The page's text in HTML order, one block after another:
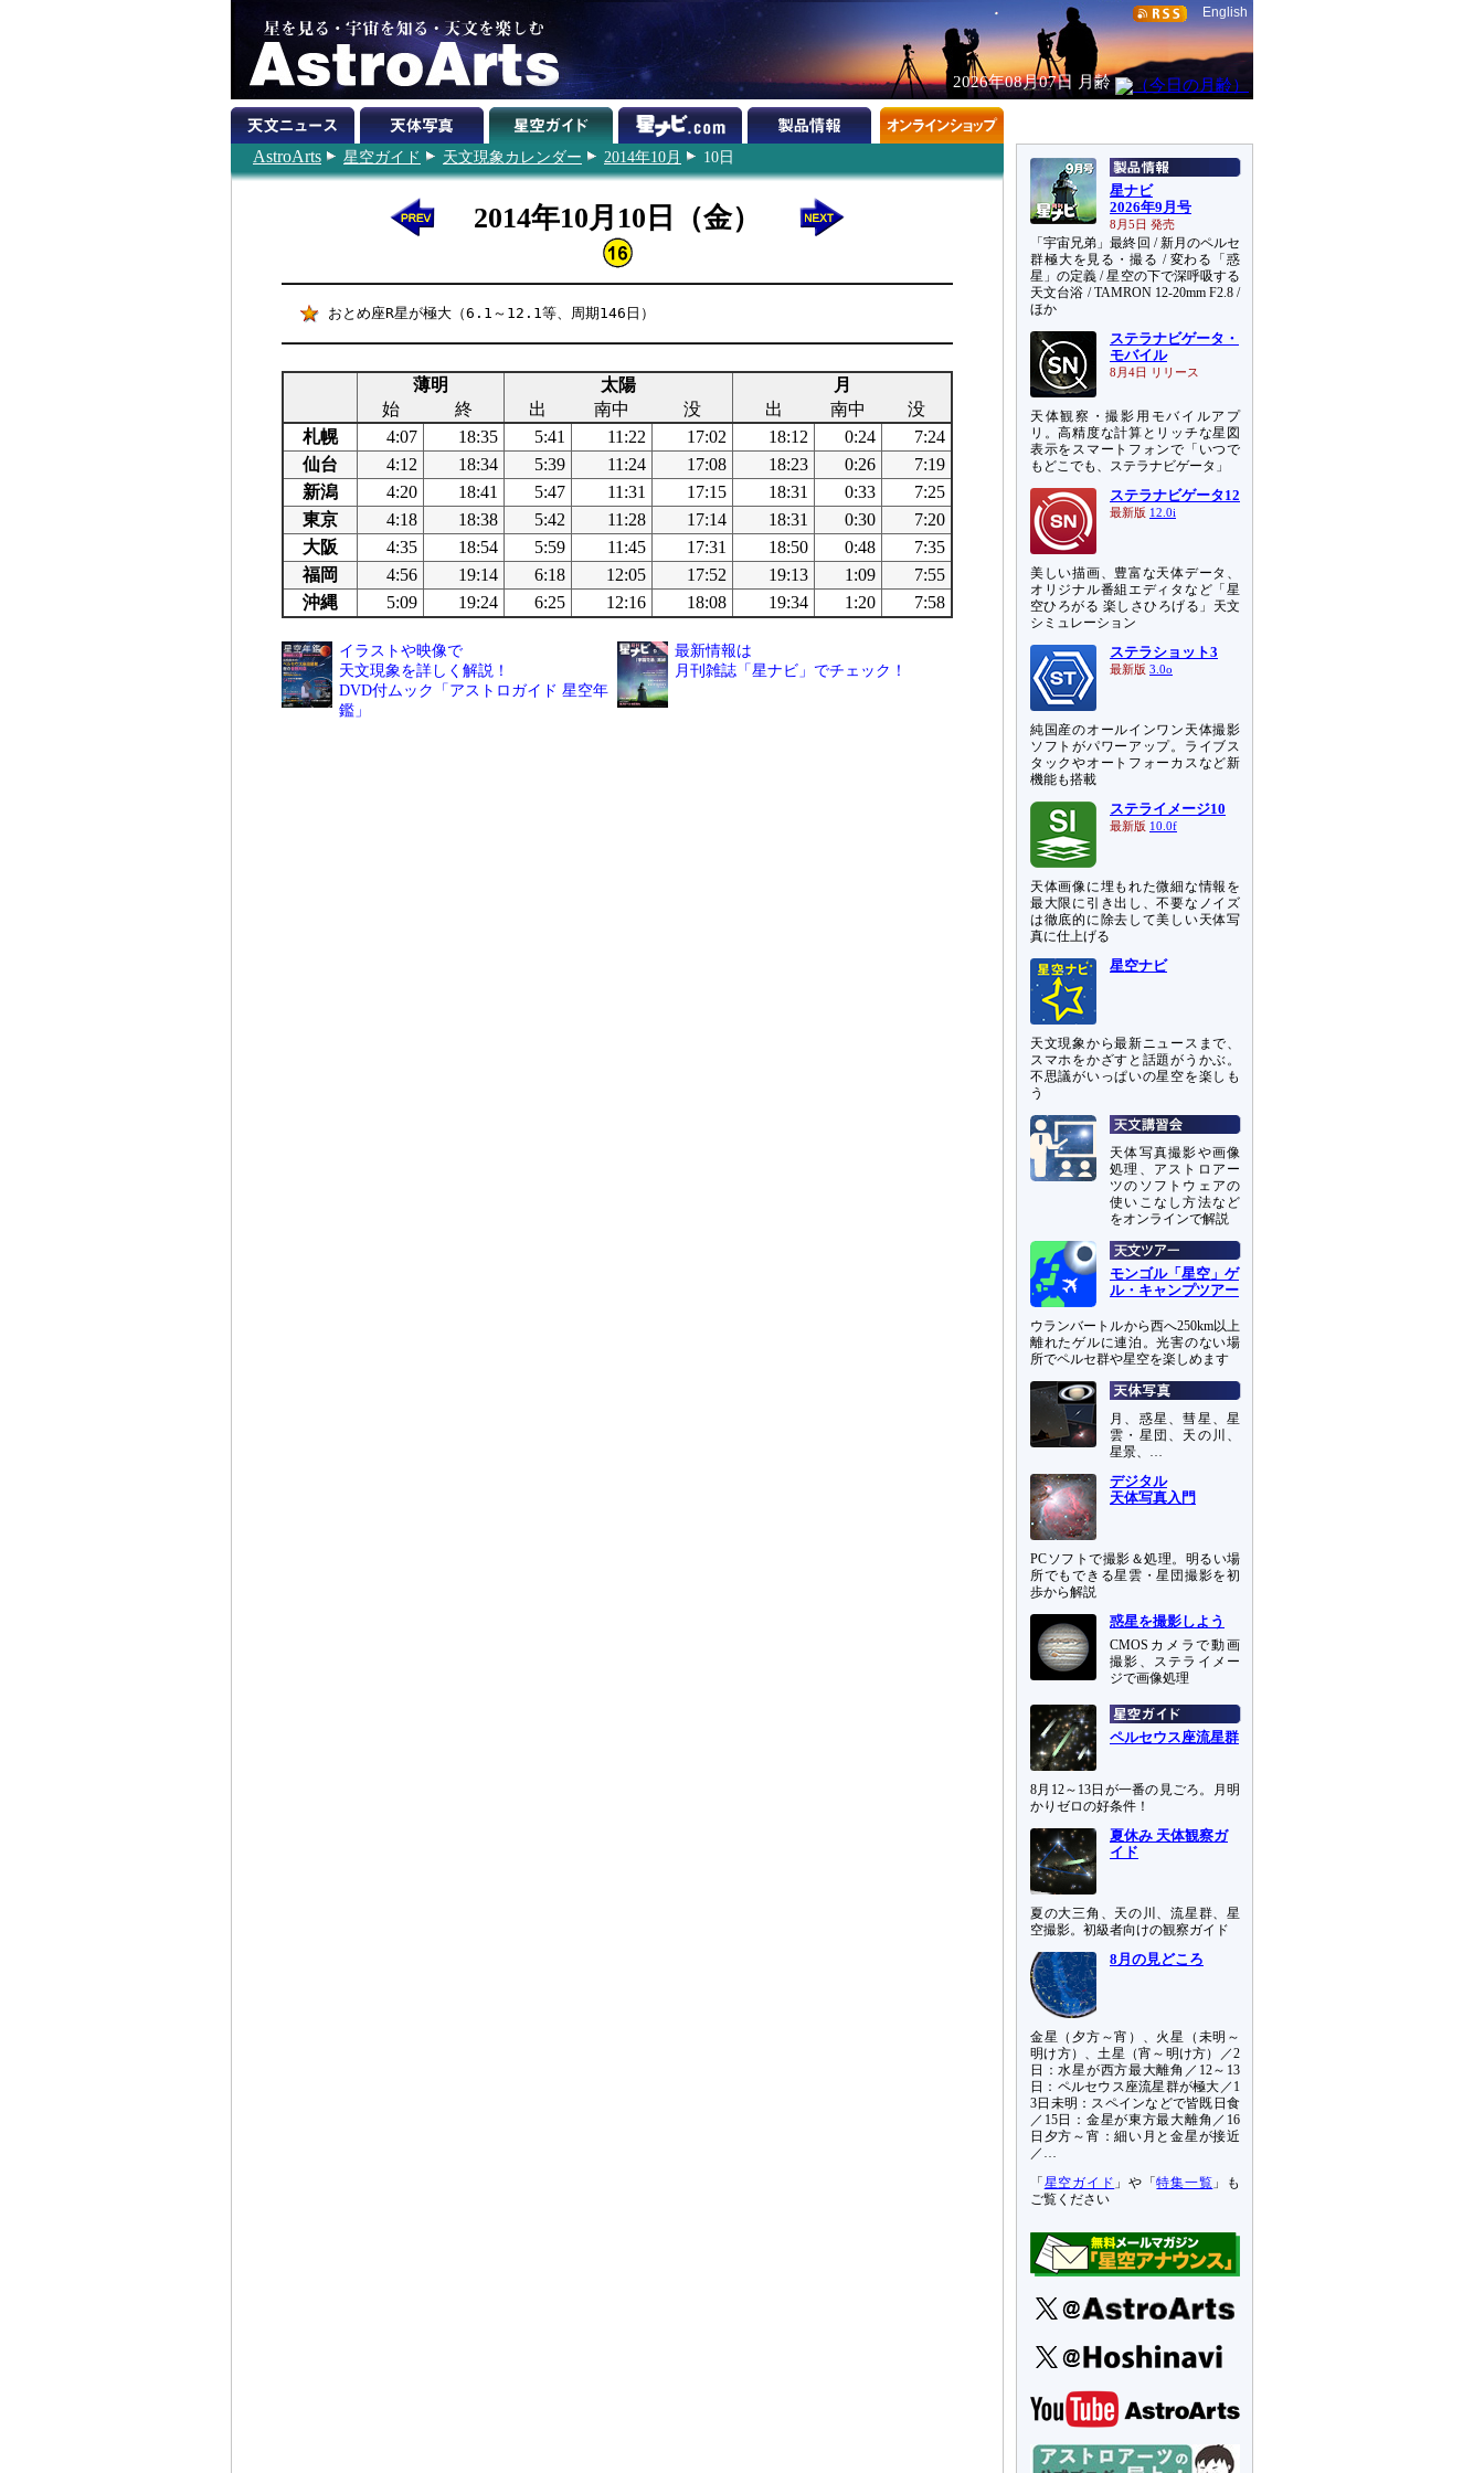
English
2026年08月07日 月齢
AstroArts 星空ガイド 天文現象カレンダー 2014年10月 10日
2014年10月10日（金）
おとめ座R星が極大（6.1～12.1等、周期146日）
薄明 太陽
月
始
終 出 南中 没 出 南中
没
札幌
4:07 18:35 5:41 11:22 17:02 18:12 0:24
7:24
仙台
4:12 18:34 5:39 11:24 17:08 18:23 0:26
7:19
新潟
4:20 18:41 5:47 11:31 17:15 18:31 0:33
7:25
東京
4:18 18:38 5:42 11:28 17:14 18:31 0:30
7:20
大阪
4:35 18:54 5:59 11:45 17:31 18:50 0:48
7:35
福岡
4:56 19:14 6:18 12:05 17:52 19:13 1:09
7:55
沖縄
5:09 19:24 6:25 12:16 18:08 19:34 1:20 7:58
イラストや映像で
天文現象を詳しく解説！
DVD付ムック「アストロガイド 星空年
鑑」
最新情報は
月刊雑誌「星ナビ」でチェック！
星ナビ
2026年9月号
8月5日 発売
「宇宙兄弟」最終回 / 新月のペルセ
群極大を見る・撮る / 変わる「惑
星」の定義 / 星空の下で深呼吸する
天文台浴 / TAMRON 12-20mm F2.8 /
ほか
ステラナビゲータ・
モバイル
8月4日 リリース
天体観察・撮影用モバイルアプ
リ。高精度な計算とリッチな星図
表示をスマートフォンで「いつで
もどこでも、ステラナビゲータ」
ステラナビゲータ12
最新版 12.0i
美しい描画、豊富な天体データ、
オリジナル番組エディタなど「星
空ひろがる 楽しさひろげる」天文
シミュレーション
ステラショット3
最新版 3.0o
純国産のオールインワン天体撮影
ソフトがパワーアップ。ライブス
タックやオートフォーカスなど新
機能も搭載
ステライメージ10
最新版 10.0f
天体画像に埋もれた微細な情報を
最大限に引き出し、不要なノイズ
は徹底的に除去して美しい天体写
真に仕上げる
星空ナビ
天文現象から最新ニュースまで、
スマホをかざすと話題がうかぶ。
不思議がいっぱいの星空を楽しも
う
天体写真撮影や画像
処理、アストロアー
ツのソフトウェアの
使いこなし方法など
をオンラインで解説
モンゴル「星空」ゲ
ル・キャンプツアー
ウランバートルから西へ250km以上
離れたゲルに連泊。光害のない場
所でペルセ群や星空を楽しめます
月、惑星、彗星、星
雲・星団、天の川、
星景、…
デジタル
天体写真入門
PCソフトで撮影＆処理。明るい場
所でもできる星雲・星団撮影を初
歩から解説
惑星を撮影しよう
CMOSカメラで動画
撮影、ステライメー
ジで画像処理
ペルセウス座流星群
8月12～13日が一番の見ごろ。月明
かりゼロの好条件！
夏休み 天体観察ガ
イド
夏の大三角、天の川、流星群、星
空撮影。初級者向けの観察ガイド
8月の見どころ
金星（夕方～宵）、火星（未明～
明け方）、土星（宵～明け方）／2
日：水星が西方最大離角／12～13
日：ペルセウス座流星群が極大／1
3日未明：スペインなどで皆既日食
／15日：金星が東方最大離角／16
日夕方～宵：細い月と金星が接近
／…
「 星空ガイド 」や「特集一覧 」も
ご覧ください